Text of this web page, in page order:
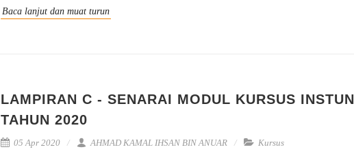
Baca lanjut dan muat turun
LAMPIRAN C - SENARAI MODUL KURSUS INSTUN
TAHUN 2020
05 Apr 2020 AHMAD KAMAL IHSAN BIN ANUAR Kursus